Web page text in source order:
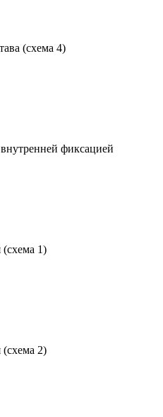
(схема 4)
фиксацией
(схема 1)
(схема 2)